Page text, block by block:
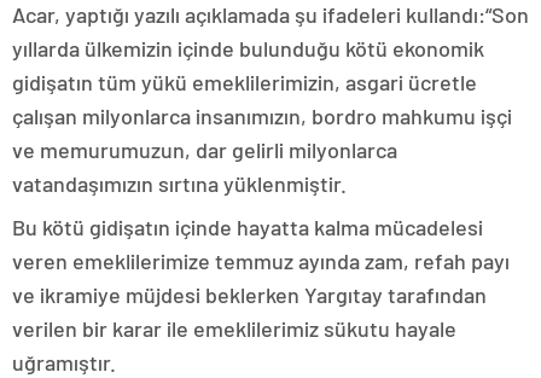
Acar, yaptığı yazılı açıklamada şu ifadeleri kullandı:“Son
yıllarda ülkemizin içinde bulunduğu kötü ekonomik
gidişatın tüm yükü emeklilerimizin, asgari ücretle
çalışan milyonlarca insanımızın, bordro mahkumu işçi
ve memurumuzun, dar gelirli milyonlarca
vatandaşımızın sırtına yüklenmiştir.
Bu kötü gidişatın içinde hayatta kalma mücadelesi
veren emeklilerimize temmuz ayında zam, refah payı
ve ikramiye müjdesi beklerken Yargıtay tarafından
verilen bir karar ile emeklilerimiz sükutu hayale
uğramıştır.